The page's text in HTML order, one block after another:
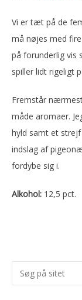
Vi er tæt på de
må nøjes med
på forunderlig vis
spiller lidt rigeligt
Fremstår
måde aromaer.
hyld samt et
indslag af
fordybe sig i.
Alkohol: 12,5 pct.
Primær
Sidebar
Søg
på